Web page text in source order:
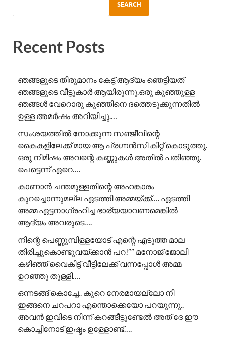
SEARCH
Recent Posts
ഞങ്ങളുടെ തീരുമാനം കേട്ട് ആദ്യം ഞെട്ടിയത്
ഞങ്ങളുടെ വീട്ടുകാർ ആയിരുന്നു.ഒരു കുഞ്ഞുള്ള
ഞങ്ങൾ വേറൊരു കുഞ്ഞിനെ ദത്തെടുക്കുന്നതിൽ
ഉള്ള അമർഷം അറിയിച്ചു.…
സംശയത്തിൽ നോക്കുന്ന സഞ്ജീവിന്റെ
കൈകളിലേക്ക് മായ ആ പ്രഗ്നൻസി കിറ്റ് കൊടുത്തു.
ഒരു നിമിഷം അവന്റെ കണ്ണുകൾ അതിൽ പതിഞ്ഞു.
പെട്ടെന്ന് ഏറെ….
കാണാൻ ചന്തമുള്ളതിന്റെ അഹങ്കാരം
കുറച്ചൊന്നുമല്ല ഏടത്തി അമ്മയ്ക്ക്…. ഏടത്തി
അമ്മ ഏട്ടനാഗ്രഹിച്ച ഭാര്യയാവണമെങ്കിൽ
ആദ്യം അവരുടെ….
നിന്റെ പെണ്ണുമ്പിള്ളയോട് എന്റെ എടുത്ത മാല
തിരിച്ചുകൊണ്ടുവയ്ക്കാൻ പറ!”” ​മനോജ് ജോലി
കഴിഞ്ഞ് വൈകിട്ട് വീട്ടിലേക്ക് വന്നപ്പോൾ അമ്മ
ഉറഞ്ഞു തുള്ളി….
ഒന്നടങ്ങ് കൊച്ചേ.. കുറെ നേരമായല്ലോ നീ
ഇങ്ങനെ ചറപറാ എന്തൊക്കെയോ പറയുന്നു..
അവൻ ഇവിടെ നിന്ന് കറങ്ങീട്ടുണ്ടേൽ അത് ദേ ഈ
കൊച്ചിനോട് ഇഷ്ടം ഉള്ളോണ്ട്….